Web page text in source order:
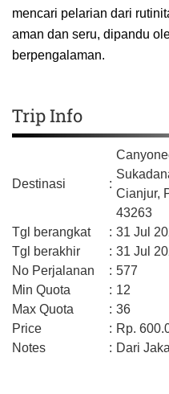
mencari pelarian dari
aman dan seru, dipandu
berpengalaman.
Trip Info
Destinasi :
Cianjur,
43263
Tgl berangkat
: 31 Jul
Tgl berakhir
: 31 Jul
No Perjalanan
: 577
Min Quota
: 12
Max Quota
: 36
Price
: Rp.
Notes
: Dari